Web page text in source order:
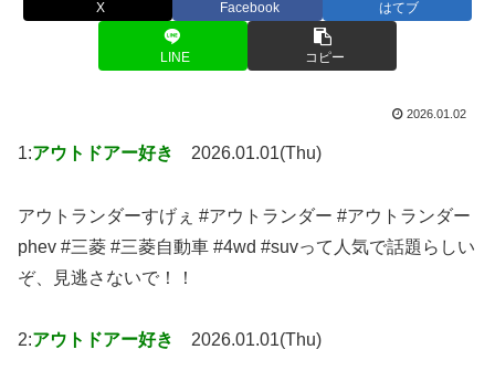
X Facebook はてブ
LINE コピー
2026.01.02
1:アウトドアー好き 2026.01.01(Thu)
アウトランダーすげぇ #アウトランダー #アウトランダー
phev #三菱 #三菱自動車 #4wd #suvって人気で話題らしい
ぞ、見逃さないで！！
2:アウトドアー好き 2026.01.01(Thu)